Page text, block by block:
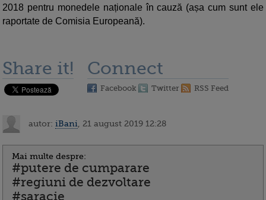
2018 pentru monedele naționale în cauză (așa cum sunt ele
raportate de Comisia Europeană).
Share it! Connect
Facebook Twitter RSS Feed
autor: iBani , 21 august 2019 12:28
Mai multe despre:
#putere de cumparare
#regiuni de dezvoltare
#saracie